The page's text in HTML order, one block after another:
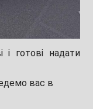
і готові надати
вас в